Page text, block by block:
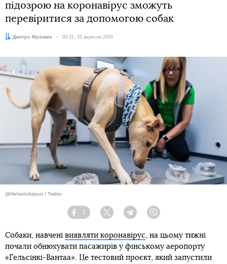
підозрою на коронавірус зможуть
перевіритися за допомогою собак
Автор:
Дмитро Мрачник Дата:
00:31, 25 вересня 2020
@HelsinkiAirport / Twitter
Facebook
2
Twitter TelegramViber
Собаки, навчені виявляти коронавірус , на цьому тижні
почали обнюхувати пасажирів у фінському аеропорту
«Гельсінкі-Вантаа». Це тестовий проєкт, який запустили